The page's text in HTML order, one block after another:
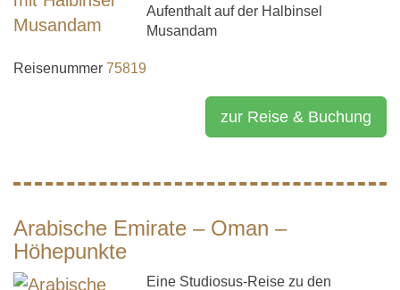
Aufenthalt auf der Halbinsel
Musandam
Reisenummer 75819
zur Reise & Buchung
Arabische Emirate – Oman –
Höhepunkte
Eine Studiosus-Reise zu den